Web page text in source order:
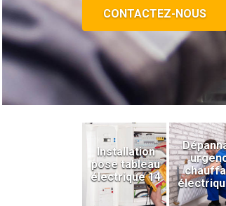
CONTACTEZ-NOUS
Installation
pose tableau
électrique 14